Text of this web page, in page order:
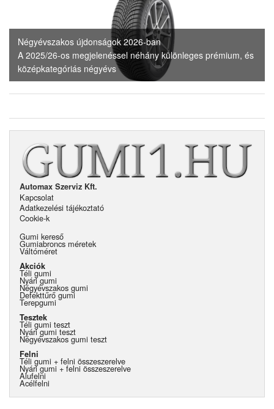
Négyévszakos újdonságok 2026-ban
A 2025/26-os megjelenéssel néhány különleges prémium, és
középkategóriás négyévs
Automax Szerviz Kft.
Kapcsolat
Adatkezelési tájékoztató
Cookie-k
Gumi kereső
Gumiabroncs méretek
Váltóméret
Akciók
Téli gumi
Nyári gumi
Négyévszakos gumi
Defekttűrő gumi
Terepgumi
Tesztek
Téli gumi teszt
Nyári gumi teszt
Négyévszakos gumi teszt
Felni
Téli gumi + felni összeszerelve
Nyári gumi + felni összeszerelve
Alufelni
Acélfelni